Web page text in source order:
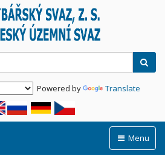
Powered by Translate
Menu